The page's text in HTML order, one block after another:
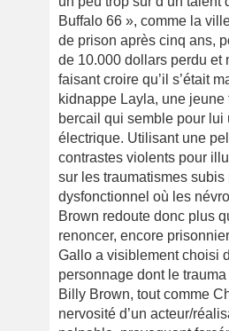
Buffalo 66 », comme la
de prison après cinq ans,
de 10.000 dollars perdu et
faisant croire qu’il s’était
kidnappe Layla, une
bercail qui semble pour
électrique. Utilisant une
contrastes violents pour
sur les traumatismes
dysfonctionnel où les
Brown redoute donc plus
renoncer, encore
Gallo a visiblement choisi
personnage dont le
Billy Brown, tout comme
nervosité d’un acteur/